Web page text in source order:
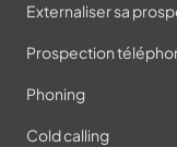
Externaliser sa
Prospection
Phoning
Cold calling